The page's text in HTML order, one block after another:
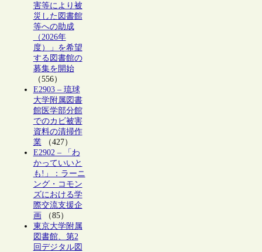
害等により被
災した図書館
等への助成
（2026年
度）」を希望
する図書館の
募集を開始
（556）
E2903 – 琉球
大学附属図書
館医学部分館
でのカビ被害
資料の清掃作
業（427）
E2902 – 「わ
かっていいと
も!」：ラーニ
ング・コモン
ズにおける学
際交流支援企
画（85）
東京大学附属
図書館、第2
回デジタル図